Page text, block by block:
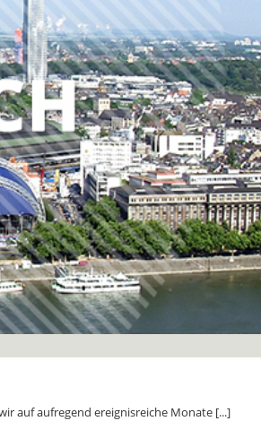
auf aufregend ereignisreiche Monate [...]